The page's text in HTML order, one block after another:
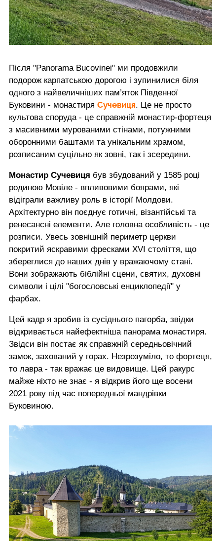
Після "Panorama Bucovinei" ми продовжили
подорож карпатською дорогою і зупинилися біля
одного з найвеличніших пам’яток Південної
Буковини - монастиря Сучевиця. Це не просто
культова споруда - це справжній монастир-фортеця
з масивними мурованими стінами, потужними
оборонними баштами та унікальним храмом,
розписаним суцільно як зовні, так і зсередини.
Монастир Сучевиця був збудований у 1585 році
родиною Мовіле - впливовими боярами, які
відіграли важливу роль в історії Молдови.
Архітектурно він поєднує готичні, візантійські та
ренесансні елементи. Але головна особливість - це
розписи. Увесь зовнішній периметр церкви
покритий яскравими фресками XVI століття, що
збереглися до наших днів у вражаючому стані.
Вони зображають біблійні сцени, святих, духовні
символи і цілі "богословські енциклопедії" у
фарбах.
Цей кадр я зробив із сусіднього пагорба, звідки
відкривається найефектніша панорама монастиря.
Звідси він постає як справжній середньовічний
замок, захований у горах. Незрозуміло, то фортеця,
то лавра - так вражає це видовище. Цей ракурс
майже ніхто не знає - я відкрив його ще восени
2021 року під час попередньої мандрівки
Буковиною.